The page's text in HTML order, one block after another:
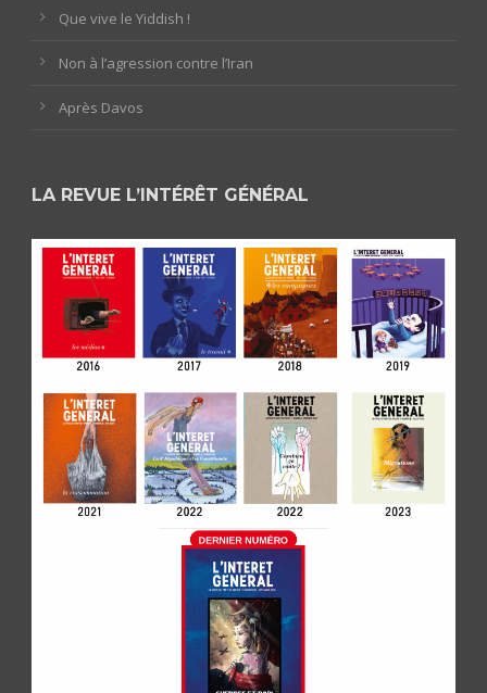
Que vive le Yiddish !
Non à l’agression contre l’Iran
Après Davos
LA REVUE L’INTÉRÊT GÉNÉRAL